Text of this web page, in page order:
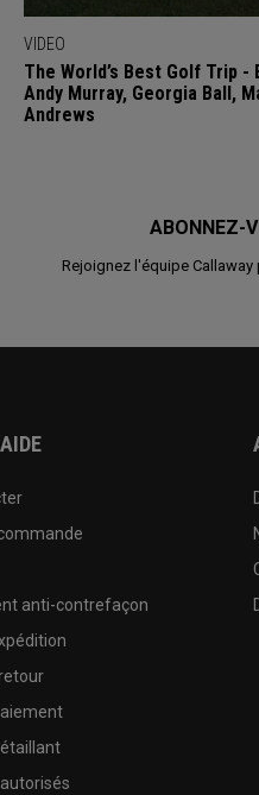
VIDEO
The World’s Best Golf Trip -
Andy Murray, Georgia Ball,
Andrews
ABONNEZ-
Rejoignez l'équipe
anti-contrefaçon